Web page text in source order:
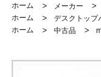
ホーム
> メーカー >
ホーム
> デスクトップ
ホーム
> 中古品 >